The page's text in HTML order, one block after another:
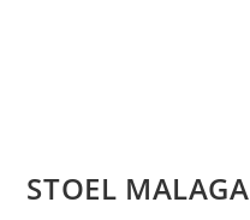
STOEL MALAGA